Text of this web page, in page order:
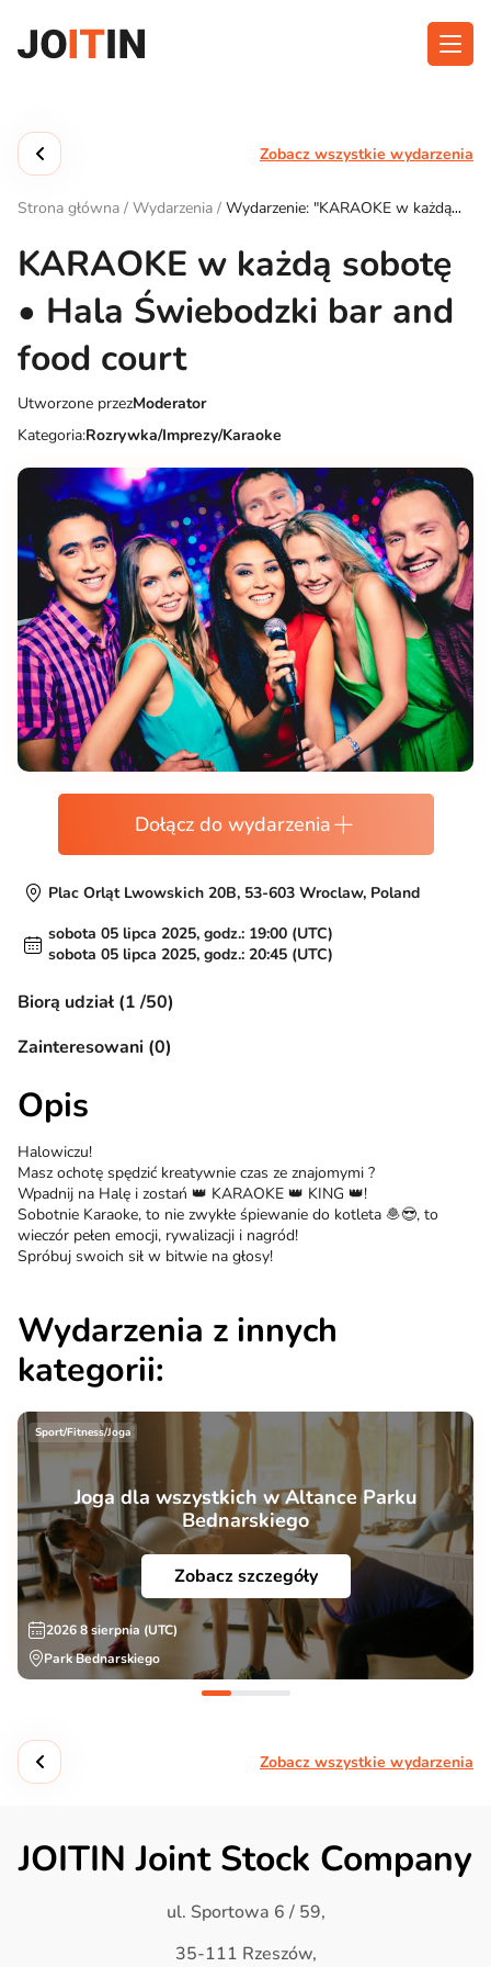
treści
Funkcjonalność
Kontakt
Pobierz aplikację:
Zobacz wszystkie wydarzenia
Strona główna / Wydarzenia / Wydarzenie: "KARAOKE w każdą
KARAOKE w każdą sobotę
• Hala Świebodzki bar and
food court
Utworzone przezModerator
Kategoria:Rozrywka/Imprezy/Karaoke
Dołącz do wydarzenia
Plac Orląt Lwowskich 20B, 53-603 Wroclaw, Poland
sobota 05 lipca 2025, godz.: 19:00 (UTC)
sobota 05 lipca 2025, godz.: 20:45 (UTC)
Biorą udział (1 /50)
Zainteresowani (0)
Opis
Halowiczu!
Masz ochotę spędzić kreatywnie czas ze znajomymi ?
Wpadnij na Halę i zostań 👑 KARAOKE 👑 KING 👑!
Sobotnie Karaoke, to nie zwykłe śpiewanie do kotleta 🧆😎, to
wieczór pełen emocji, rywalizacji i nagród!
Spróbuj swoich sił w bitwie na głosy!
Wydarzenia z innych
kategorii:
Sport/Fitness/Joga
Joga dla wszystkich w Altance Parku
Bednarskiego
Zobacz szczegóły
2026 8 sierpnia (UTC)
Park Bednarskiego
Zobacz wszystkie wydarzenia
JOITIN Joint Stock Company
ul. Sportowa 6 / 59,
35-111 Rzeszów,